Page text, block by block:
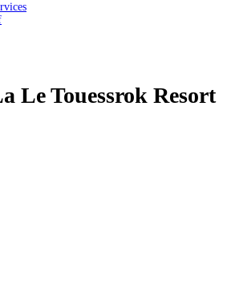
Le Touessrok Resort